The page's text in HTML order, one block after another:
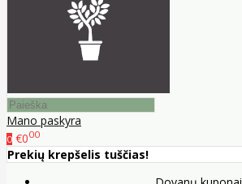
Mano paskyra
0 €000
Prekių krepšelis tuščias!